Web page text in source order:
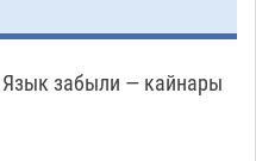
день в режиме
нагрузки
с мусором угрожает
забыли — кайнары